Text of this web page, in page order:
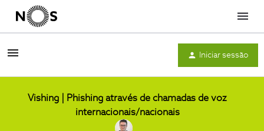
Menu
Iniciar sessão
Vishing | Phishing através de chamadas de voz
internacionais/nacionais